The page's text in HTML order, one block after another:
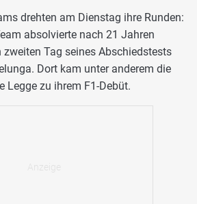
drehten am Dienstag ihre Runden:
absolvierte nach 21 Jahren
Tag seines Abschiedstests
Dort kam unter anderem die
Legge zu ihrem F1-Debüt.